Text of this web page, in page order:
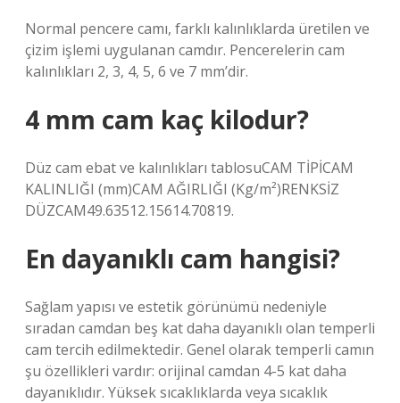
Normal pencere camı, farklı kalınlıklarda üretilen ve
çizim işlemi uygulanan camdır. Pencerelerin cam
kalınlıkları 2, 3, 4, 5, 6 ve 7 mm’dir.
4 mm cam kaç kilodur?
Düz cam ebat ve kalınlıkları tablosuCAM TİPİCAM
KALINLIĞI (mm)CAM AĞIRLIĞI (Kg/m²)RENKSİZ
DÜZCAM49.63512.15614.70819.
En dayanıklı cam hangisi?
Sağlam yapısı ve estetik görünümü nedeniyle
sıradan camdan beş kat daha dayanıklı olan temperli
cam tercih edilmektedir. Genel olarak temperli camın
şu özellikleri vardır: orijinal camdan 4-5 kat daha
dayanıklıdır. Yüksek sıcaklıklarda veya sıcaklık